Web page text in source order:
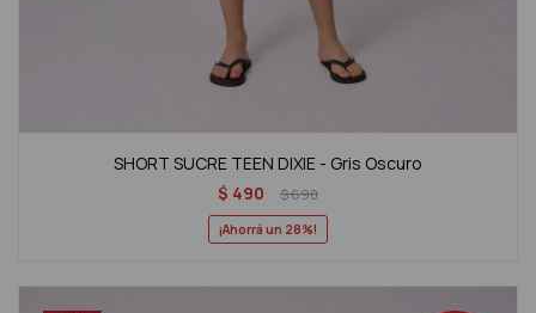
SHORT SUCRE TEEN DIXIE - Gris Oscuro
$ 490 $690
28